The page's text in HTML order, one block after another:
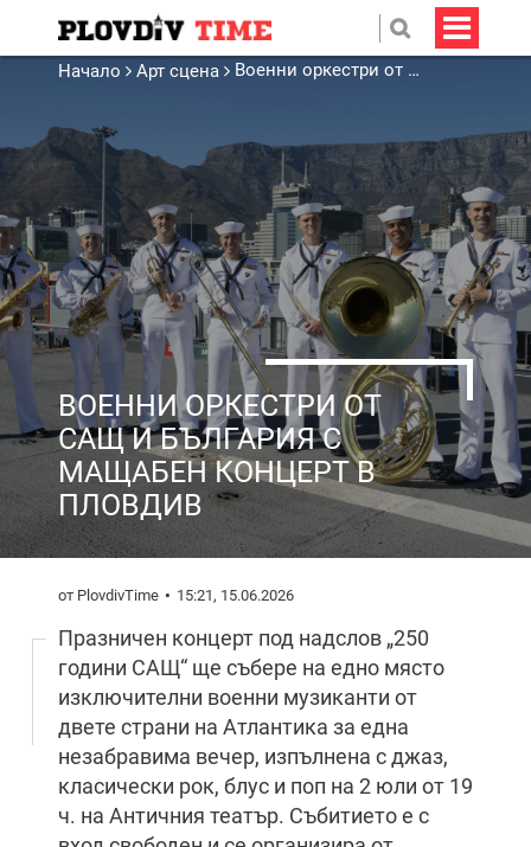
Начало Арт сцена Военни оркестри от САЩ и България с мащабен концерт в Пловдив
ВОЕННИ ОРКЕСТРИ ОТ
САЩ И БЪЛГАРИЯ С
МАЩАБЕН КОНЦЕРТ В
ПЛОВДИВ
от PlovdivTime 15:21, 15.06.2026
Празничeн концерт под надслов „250
години САЩ“ ще събере на едно място
изключителни военни музиканти от
двете страни на Атлантика за една
незабравима вечер, изпълнена с джаз,
класически рок, блус и поп на 2 юли от 19
ч. на Античния театър. Събитието е с